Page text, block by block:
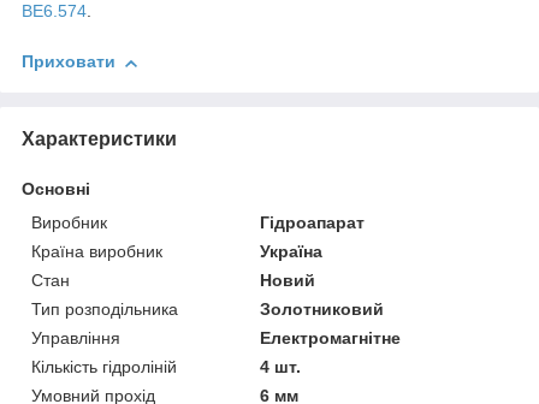
ВЕ6.574.
Приховати
Характеристики
Основні
Виробник
Гідроапарат
Країна виробник
Україна
Стан
Новий
Тип розподільника
Золотниковий
Управління
Електромагнітне
Кількість гідроліній
4 шт.
Умовний прохід
6 мм